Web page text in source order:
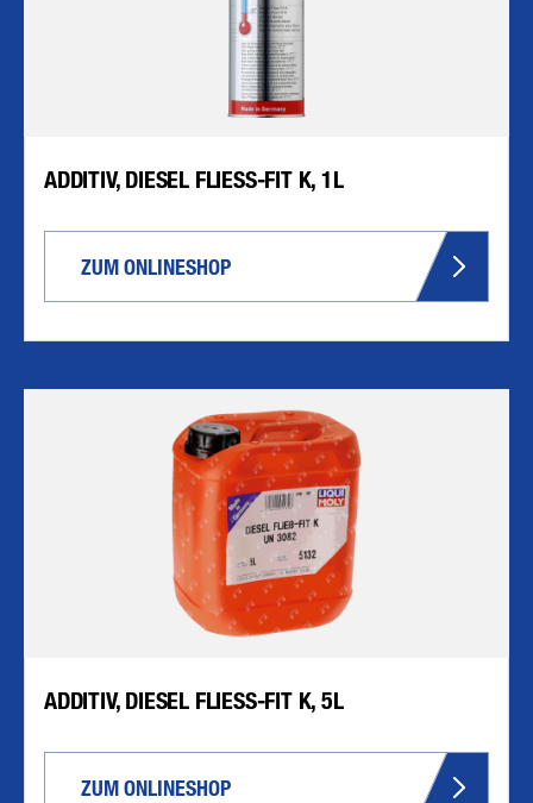
ADDITIV, DIESEL FLIESS-FIT K, 1L
ZUM ONLINESHOP
ADDITIV, DIESEL FLIESS-FIT K, 5L
ZUM ONLINESHOP